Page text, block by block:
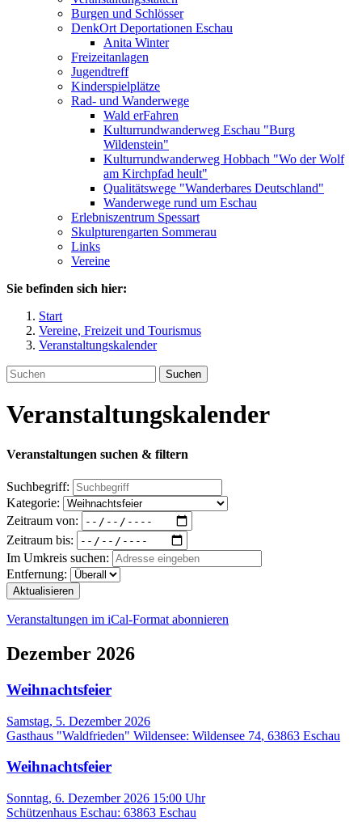
Burgen und Schlösser
DenkOrt Deportationen Eschau
Anita Winter
Freizeitanlagen
Jugendtreff
Kinderspielplätze
Rad- und Wanderwege
Wald erFahren
Kulturrundwanderweg Eschau "Burg
Wildenstein"
Kulturrundwanderweg Hobbach "Wo der Wolf
am Kirchpfad heult"
Qualitätswege "Wanderbares Deutschland"
Wanderwege rund um Eschau
Erlebniszentrum Spessart
Skulpturengarten Sommerau
Links
Vereine
Sie befinden sich hier:
Start
Vereine, Freizeit und Tourismus
Veranstaltungskalender
Suchen
Veranstaltungskalender
Veranstaltungen suchen & filtern
Suchbegriff:
Kategorie:
Zeitraum von:
Zeitraum bis:
Im Umkreis suchen:
Entfernung:
Aktualisieren
Veranstaltungen im iCal-Format abonnieren
Dezember 2026
Weihnachtsfeier
Samstag, 5. Dezember 2026
Gasthaus "Waldfrieden" Wildensee: Wildensee 74, 63863 Eschau
Weihnachtsfeier
Sonntag, 6. Dezember 2026 15:00 Uhr
Schützenhaus Eschau: 63863 Eschau